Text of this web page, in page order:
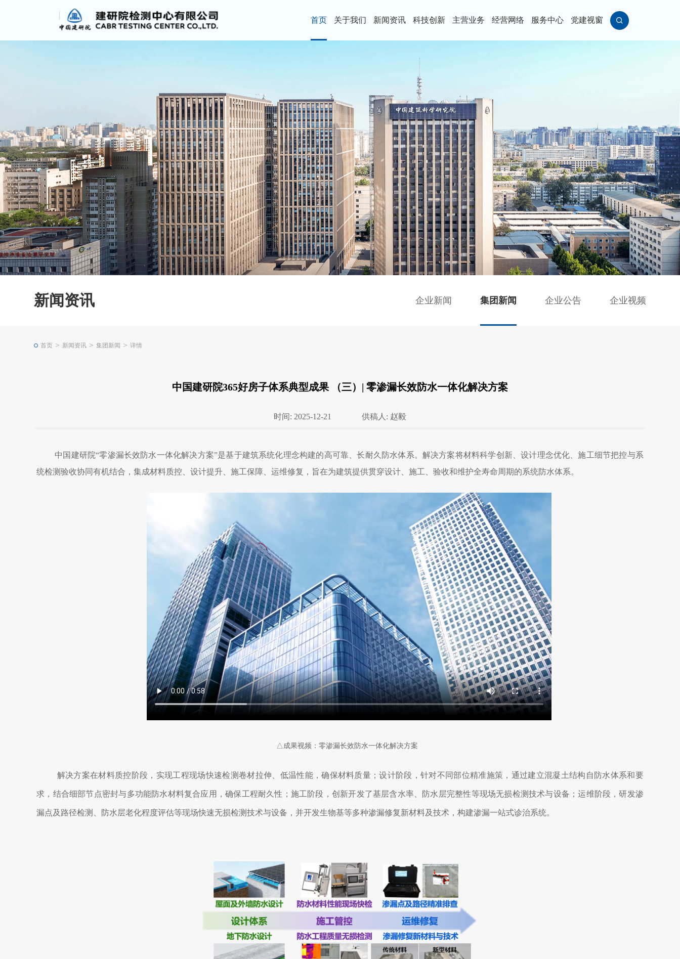
首页 关于我们 新闻资讯 科技创新 主营业务 经营网络 服务中心 党建视窗
新闻资讯 企业新闻 集团新闻 企业公告 企业视频
首页 > 新闻资讯 > 集团新闻 > 详情
中国建研院365好房子体系典型成果 （三）| 零渗漏长效防水一体化解决方案
时间: 2025-12-21 供稿人: 赵毅
中国建研院“零渗漏长效防水一体化解决方案”是基于建筑系统化理念构建的高可靠、长耐久防水体系。解决方案将材料科学创新、设计理念优化、施工细节把控与系
统检测验收协同有机结合，集成材料质控、设计提升、施工保障、运维修复，旨在为建筑提供贯穿设计、施工、验收和维护全寿命周期的系统防水体系。
△成果视频：零渗漏长效防水一体化解决方案
解决方案在材料质控阶段，实现工程现场快速检测卷材拉伸、低温性能，确保材料质量；设计阶段，针对不同部位精准施策，通过建立混凝土结构自防水体系和要
求，结合细部节点密封与多功能防水材料复合应用，确保工程耐久性；施工阶段，创新开发了基层含水率、防水层完整性等现场无损检测技术与设备；运维阶段，研发渗
漏点及路径检测、防水层老化程度评估等现场快速无损检测技术与设备，并开发生物基等多种渗漏修复新材料及技术，构建渗漏一站式诊治系统。